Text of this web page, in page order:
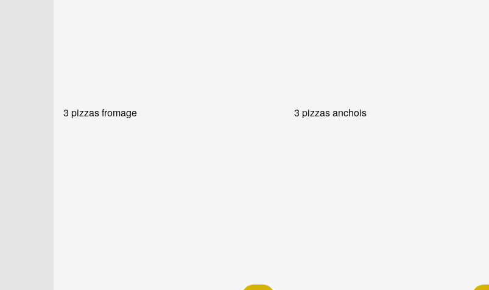
3 pizzas fromage 3 pizzas anchois